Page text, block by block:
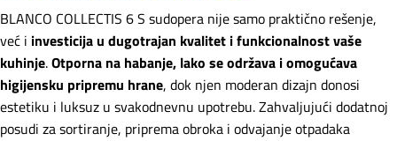
BLANCO COLLECTIS 6 S sudopera nije samo praktično rešenje,
već i investicija u dugotrajan kvalitet i funkcionalnost vaše
kuhinje.Otporna na habanje, lako se održava i omogućava
higijensku pripremu hrane, dok njen moderan dizajn donosi
estetiku i luksuz u svakodnevnu upotrebu. Zahvaljujući dodatnoj
posudi za sortiranje, priprema obroka i odvajanje otpadaka